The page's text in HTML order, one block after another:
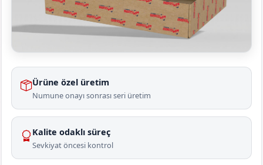
Ürüne özel üretim
Numune onayı sonrası seri üretim
Kalite odaklı süreç
Sevkiyat öncesi kontrol